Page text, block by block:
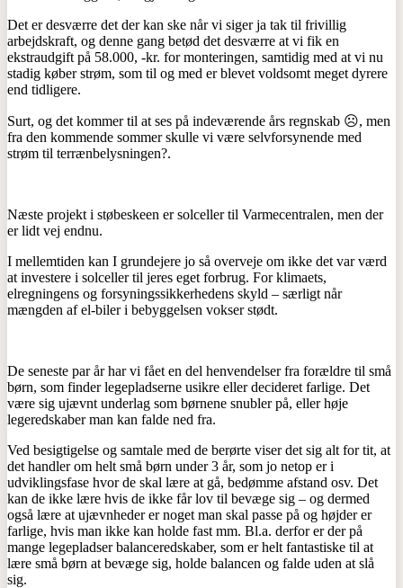
Det er desværre det der kan ske når vi siger ja tak til frivillig
arbejdskraft, og denne gang betød det desværre at vi fik en
ekstraudgift på 58.000, -kr. for monteringen, samtidig med at vi nu
stadig køber strøm, som til og med er blevet voldsomt meget dyrere
end tidligere.
Surt, og det kommer til at ses på indeværende års regnskab ☹, men
fra den kommende sommer skulle vi være selvforsynende med
strøm til terrænbelysningen?.
Næste projekt i støbeskeen er solceller til Varmecentralen, men der
er lidt vej endnu.
I mellemtiden kan I grundejere jo så overveje om ikke det var værd
at investere i solceller til jeres eget forbrug. For klimaets,
elregningens og forsyningssikkerhedens skyld – særligt når
mængden af el-biler i bebyggelsen vokser stødt.
De seneste par år har vi fået en del henvendelser fra forældre til små
børn, som finder legepladserne usikre eller decideret farlige. Det
være sig ujævnt underlag som børnene snubler på, eller høje
legeredskaber man kan falde ned fra.
Ved besigtigelse og samtale med de berørte viser det sig alt for tit, at
det handler om helt små børn under 3 år, som jo netop er i
udviklingsfase hvor de skal lære at gå, bedømme afstand osv. Det
kan de ikke lære hvis de ikke får lov til bevæge sig – og dermed
også lære at ujævnheder er noget man skal passe på og højder er
farlige, hvis man ikke kan holde fast mm. Bl.a. derfor er der på
mange legepladser balanceredskaber, som er helt fantastiske til at
lære små børn at bevæge sig, holde balancen og falde uden at slå
sig.